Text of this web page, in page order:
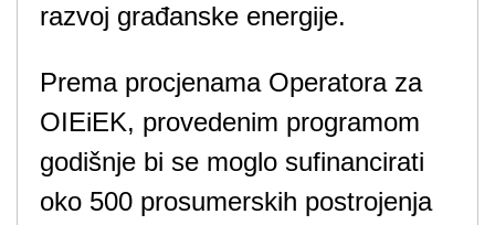
razvoj građanske energije.
Prema procjenama Operatora za
OIEiEK, provedenim programom
godišnje bi se moglo sufinancirati
oko 500 prosumerskih postrojenja